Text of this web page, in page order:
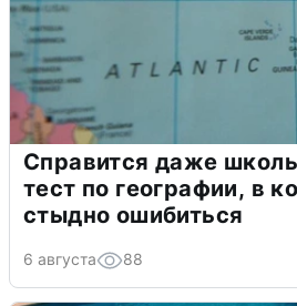
Справится даже
тест по географии, в
стыдно ошибиться
6 августа 88